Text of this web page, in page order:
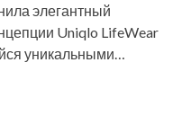
элегантный
Uniqlo LifeWear
уникальными…